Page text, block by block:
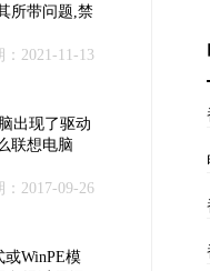
所带问题,禁
2021-11-13
出现了驱动
联想电脑
2017-09-26
或WinPE模